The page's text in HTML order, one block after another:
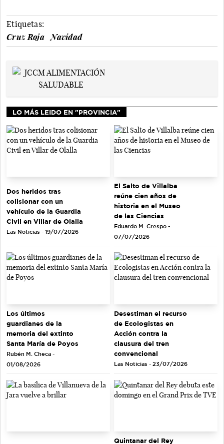
Etiquetas:
Cruz Roja
Navidad
LO MÁS LEIDO EN "PROVINCIA"
Dos heridos tras
colisionar con un
vehículo de la Guardia
Civil en Villar de Olalla
Las Noticias - 19/07/2026
El Salto de Villalba
reúne cien años de
historia en el Museo
de las Ciencias
Eduardo M. Crespo -
07/07/2026
Los últimos
guardianes de la
memoria del extinto
Santa María de Poyos
Rubén M. Checa -
01/08/2026
Desestiman el recurso
de Ecologistas en
Acción contra la
clausura del tren
convencional
Las Noticias - 23/07/2026
Quintanar del Rey